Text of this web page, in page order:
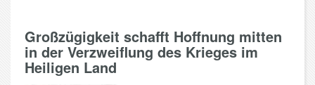
Großzügigkeit schafft Hoffnung mitten
in der Verzweiflung des Krieges im
Heiligen Land